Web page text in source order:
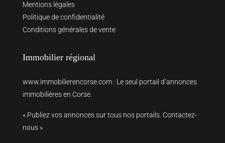
Mentions légales
Politique de confidentialité
Conditions générales de vente
Immobilier régional
www.immobilierencorse.com : Le seul portail d’annonces
immobilières en Corse.
« Publiez vos annonces sur tous nos portails. Contactez-
nous »